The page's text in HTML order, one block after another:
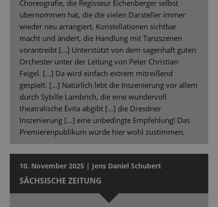
Choreografie, die Regisseur Eichenberger selbst
übernommen hat, die die vielen Darsteller immer
wieder neu arrangiert, Konstellationen sichtbar
macht und ändert, die Handlung mit Tanzszenen
vorantreibt […] Unterstützt von dem sagenhaft guten
Orchester unter der Leitung von Peter Christian
Feigel. […] Da wird einfach extrem mitreißend
gespielt. […] Natürlich lebt die Inszenierung vor allem
durch Sybille Lambrich, die eine wundervoll
theatralische Evita abgibt […] die Dresdner
Inszenierung […] eine unbedingte Empfehlung! Das
Premierenpublikum würde hier wohl zustimmen.
10. November 2025 | Jens Daniel Schubert
SÄCHSISCHE ZEITUNG